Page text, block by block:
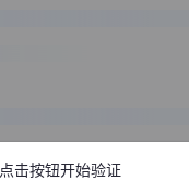
点击按钮开始验证